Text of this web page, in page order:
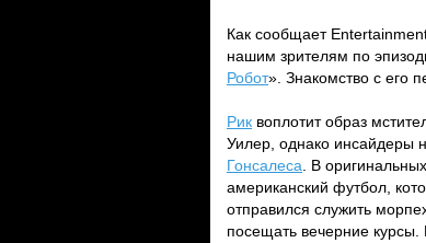
Как сообщает
нашим зрителям по
Робот». Знакомство с его
Рик воплотит образ
Уилер, однако инсайдеры
Гонсалеса . В
американский футбол,
отправился служить
посещать вечерние курсы.